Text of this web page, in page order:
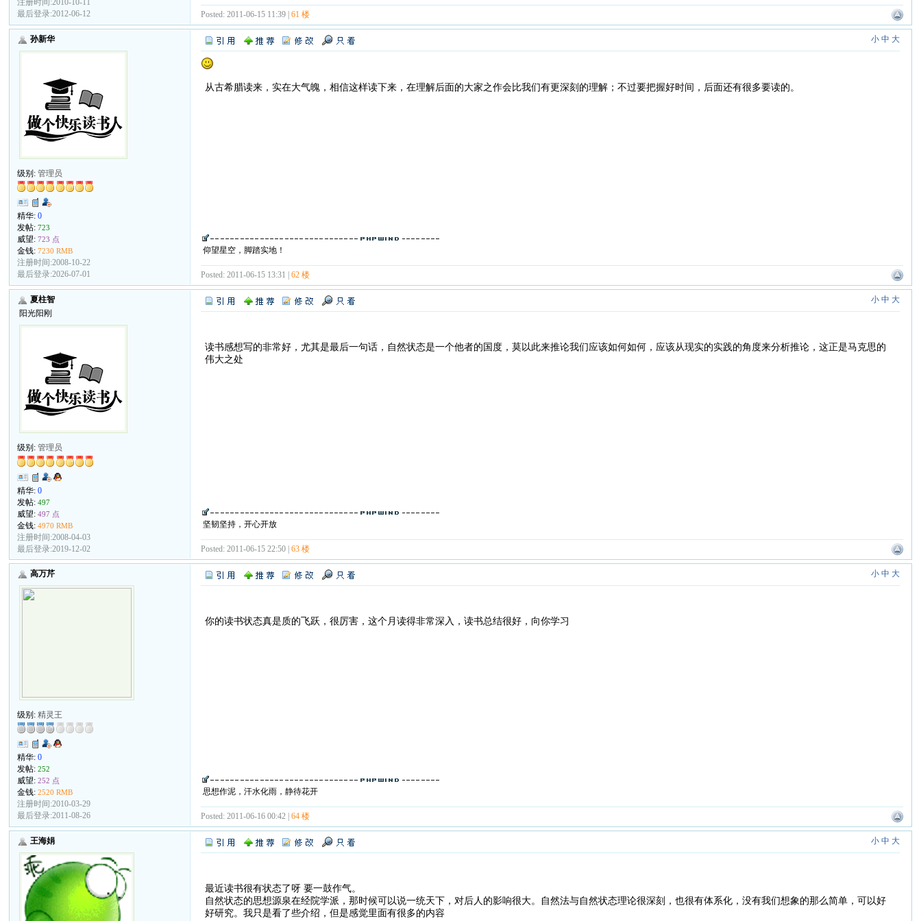
注册时间:2010-10-11
最后登录:2012-06-12
Posted: 2011-06-15 11:39 |61 楼
孙新华
级别:管理员
精华:0
发帖:723
威望:723 点
金钱:7230 RMB
注册时间:2008-10-22
最后登录:2026-07-01
小 中 大
从古希腊读来，实在大气魄，相信这样读下来，在理解后面的大家之作会比我们有更深刻的理解；不过要把握好时间，后面还有很多要读的。
仰望星空，脚踏实地！
Posted: 2011-06-15 13:31 |62 楼
夏柱智
阳光阳刚
级别:管理员
精华:0
发帖:497
威望:497 点
金钱:4970 RMB
注册时间:2008-04-03
最后登录:2019-12-02
小 中 大
读书感想写的非常好，尤其是最后一句话，自然状态是一个他者的国度，莫以此来推论我们应该如何如何，应该从现实的实践的角度来分析推论，这正是马克思的
伟大之处
坚韧坚持，开心开放
Posted: 2011-06-15 22:50 |63 楼
高万芹
级别:精灵王
精华:0
发帖:252
威望:252 点
金钱:2520 RMB
注册时间:2010-03-29
最后登录:2011-08-26
小 中 大
你的读书状态真是质的飞跃，很厉害，这个月读得非常深入，读书总结很好，向你学习
思想作泥，汗水化雨，静待花开
Posted: 2011-06-16 00:42 |64 楼
王海娟 小 中 大
最近读书很有状态了呀 要一鼓作气。
自然状态的思想源泉在经院学派，那时候可以说一统天下，对后人的影响很大。自然法与自然状态理论很深刻，也很有体系化，没有我们想象的那么简单，可以好
好研究。我只是看了些介绍，但是感觉里面有很多的内容